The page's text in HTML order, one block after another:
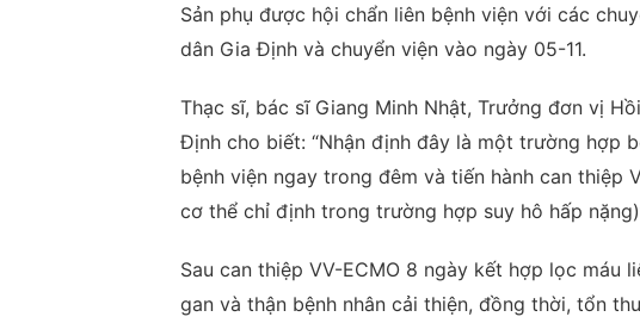
Sản phụ được hội chẩn liên bệnh viện với các
dân Gia Định và chuyển viện vào ngày 05-11.
Thạc sĩ, bác sĩ Giang Minh Nhật, Trưởng đơn vị
Định cho biết: “Nhận định đây là một trường hợp
bệnh viện ngay trong đêm và tiến hành can thiệp
cơ thể chỉ định trong trường hợp suy hô hấp
Sau can thiệp VV-ECMO 8 ngày kết hợp lọc máu
gan và thận bệnh nhân cải thiện, đồng thời, tổn